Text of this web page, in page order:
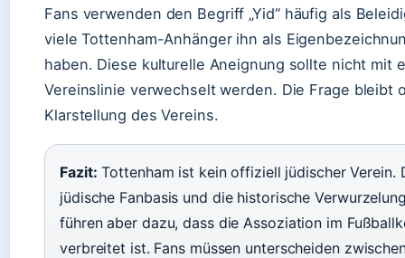
Fans verwenden den Begriff „Yid“ häufig als
viele Tottenham-Anhänger ihn als
haben. Diese kulturelle Aneignung sollte nicht mit
Vereinslinie verwechselt werden. Die Frage bleibt
Klarstellung des Vereins.
Fazit: Tottenham ist kein offiziell jüdischer Verein.
jüdische Fanbasis und die historische
führen aber dazu, dass die Assoziation im
verbreitet ist. Fans müssen unterscheiden